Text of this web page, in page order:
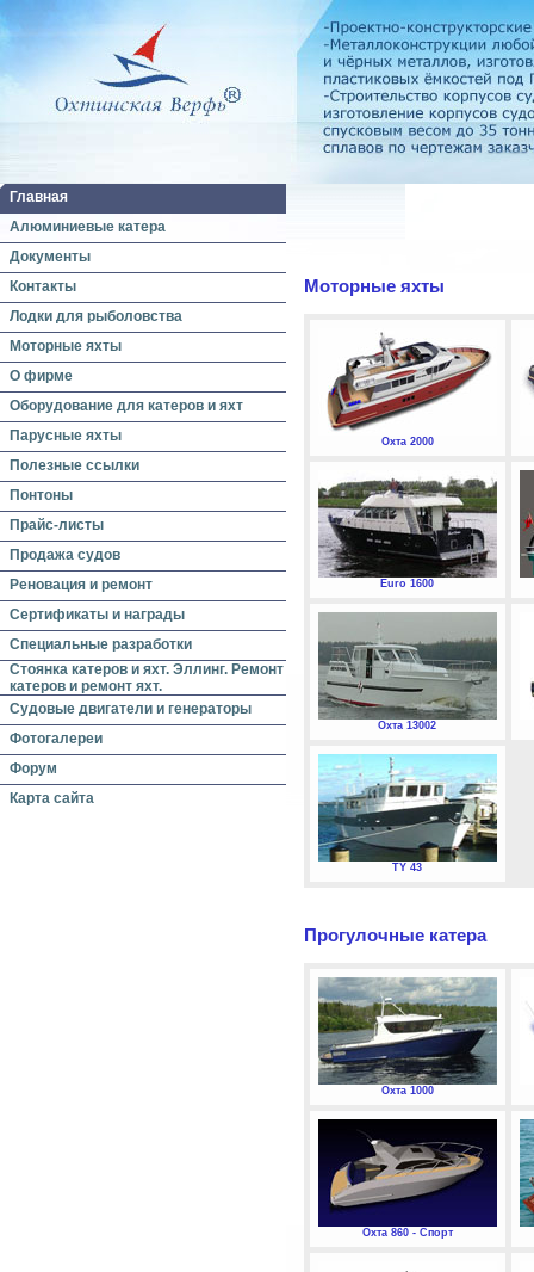
Главная
Алюминиевые катера
Документы
Контакты
Лодки для рыболовства
Моторные яхты
О фирме
Оборудование для катеров и яхт
Парусные яхты
Полезные ссылки
Понтоны
Прайс-листы
Продажа судов
Реновация и ремонт
Сертификаты и награды
Специальные разработки
Стоянка катеров и яхт. Эллинг. Ремонт
катеров и ремонт яхт.
Судовые двигатели и генераторы
Фотогалереи
Форум
Карта сайта
Моторные яхты
Охта 2000
Euro 1600
Охта 13002
TY 43
Прогулочные катера
Охта 1000
Охта 860 - Спорт